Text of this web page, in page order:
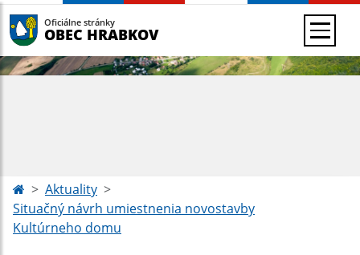
Oficiálne stránky
OBEC HRABKOV
Aktuality
Situačný návrh umiestnenia novostavby
Kultúrneho domu